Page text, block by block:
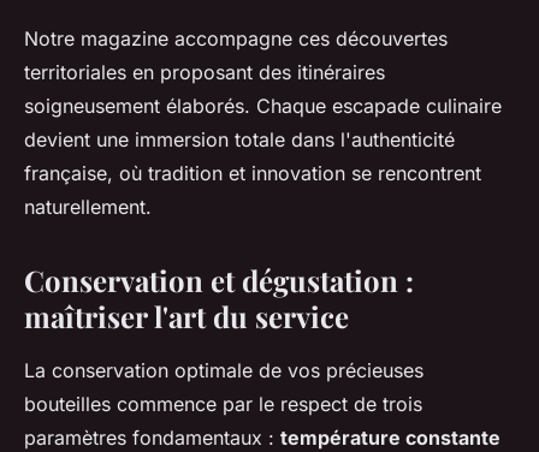
Notre magazine accompagne ces découvertes
territoriales en proposant des itinéraires
soigneusement élaborés. Chaque escapade culinaire
devient une immersion totale dans l'authenticité
française, où tradition et innovation se rencontrent
naturellement.
Conservation et dégustation :
maîtriser l'art du service
La conservation optimale de vos précieuses
bouteilles commence par le respect de trois
paramètres fondamentaux : température constante